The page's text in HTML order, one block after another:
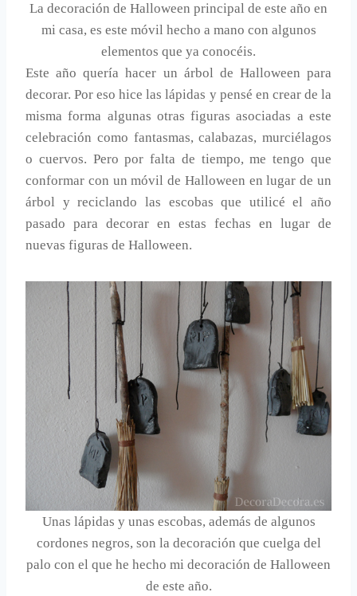
La decoración de Halloween principal de este año en
mi casa, es este móvil hecho a mano con algunos
elementos que ya conocéis.
Este año quería hacer un árbol de Halloween para
decorar. Por eso hice las lápidas y pensé en crear de la
misma forma algunas otras figuras asociadas a este
celebración como fantasmas, calabazas, murciélagos
o cuervos. Pero por falta de tiempo, me tengo que
conformar con un móvil de Halloween en lugar de un
árbol y reciclando las escobas que utilicé el año
pasado para decorar en estas fechas en lugar de
nuevas figuras de Halloween.
Unas lápidas y unas escobas, además de algunos
cordones negros, son la decoración que cuelga del
palo con el que he hecho mi decoración de Halloween
de este año.